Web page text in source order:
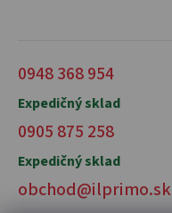
0948 368 954
Expedičný sklad
0905 875 258
Expedičný sklad
obchod@ilprimo.sk